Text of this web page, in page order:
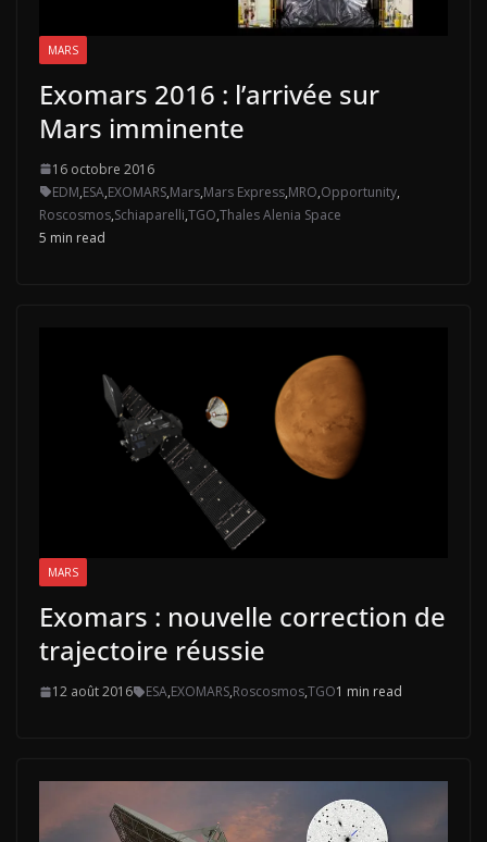
MARS
Exomars 2016 : l’arrivée sur
Mars imminente
16 octobre 2016
EDM,ESA,EXOMARS,Mars,Mars Express,MRO,Opportunity,
Roscosmos,Schiaparelli,TGO,Thales Alenia Space
5 min read
MARS
Exomars : nouvelle correction de
trajectoire réussie
12 août 2016 ESA,EXOMARS,Roscosmos,TGO1 min read